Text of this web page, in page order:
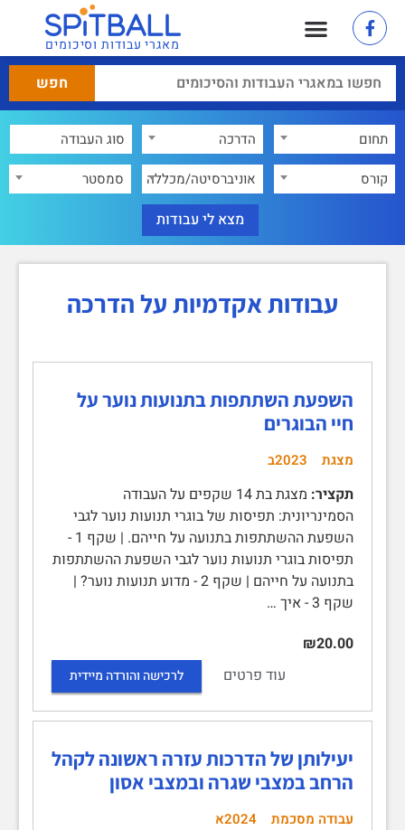
מאגרי עבודות וסיכומים
תחום
הדרכה
קורס
אוניברסיטה/מכללה סמסטר
עבודות אקדמיות על הדרכה
השפעת השתתפות בתנועות נוער על
חיי הבוגרים
מצגת 2023ב
תקציר:
מצגת בת 14 שקפים על העבודה
הסמינריונית: תפיסות של בוגרי תנועות נוער לגבי
השפעת ההשתתפות בתנועה על חייהם. | שקף 1 -
תפיסות בוגרי תנועות נוער לגבי השפעת ההשתתפות
בתנועה על חייהם | שקף 2 - מדוע תנועות נוער? |
שקף 3 - איך …
₪20.00
עוד פרטים
לרכישה והורדה מיידית
יעילותן של הדרכות עזרה ראשונה לקהל
הרחב במצבי שגרה ובמצבי אסון
עבודה מסכמת 2024א